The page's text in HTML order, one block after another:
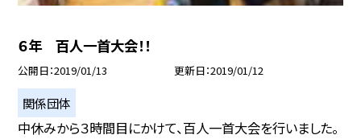
６年 百人一首大会！！
公開日 2019/01/13 更新日 2019/01/12
関係団体
中休みから３時間目にかけて、百人一首大会を行いました。